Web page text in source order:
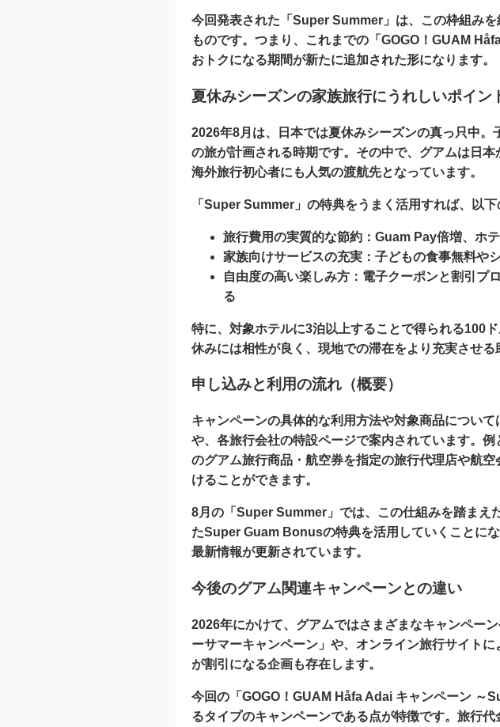
今回発表された「Super Summer」は、この枠組み
ものです。つまり、これまでの「GOGO！GUAM
おトクになる期間が新たに追加された形になります。
夏休みシーズンの家族旅行にうれしいポイン
2026年8月は、日本では夏休みシーズンの真っ只中
の旅が計画される時期です。その中で、グアムは日
海外旅行初心者にも人気の渡航先となっています。
「Super Summer」の特典をうまく活用すれば、以下
旅行費用の実質的な節約 ：Guam Pay倍増、ホ
家族向けサービスの充実 ：子どもの食事無料や
自由度の高い楽しみ方 ：電子クーポンと割引プ
る
特に、対象ホテルに3泊以上することで得られる100
休みには相性が良く、現地での滞在をより充実させる
申し込みと利用の流れ（概要）
キャンペーンの具体的な利用方法や対象商品につい
や、各旅行会社の特設ページで案内されています。
のグアム旅行商品・航空券を指定の旅行代理店や航
けることができます。
8月の「Super Summer」では、この仕組みを踏まえ
たSuper Guam Bonusの特典を活用していくことに
最新情報が更新されています。
今後のグアム関連キャンペーンとの違い
2026年にかけて、グアムではさまざまなキャンペー
ーサマーキャンペーン」や、オンライン旅行サイト
が割引になる企画も存在します。
今回の「GOGO！GUAM Håfa Adai キャンペーン ～
るタイプのキャンペーンである点が特徴です。旅行